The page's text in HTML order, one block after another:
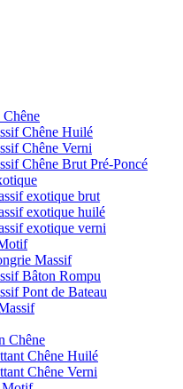
Chêne
Chêne Huilé
Chêne Verni
Chêne Brut Pré-Poncé
exotique brut
exotique huilé
exotique verni
Massif
Bâton Rompu
Pont de Bateau
Chêne
Chêne Huilé
Chêne Verni